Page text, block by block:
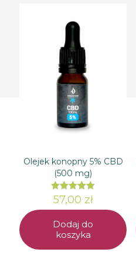
Olejek konopny 5% CBD
(500 mg)
Oceniono
5.00
57,00 zł
Dodaj do
koszyka